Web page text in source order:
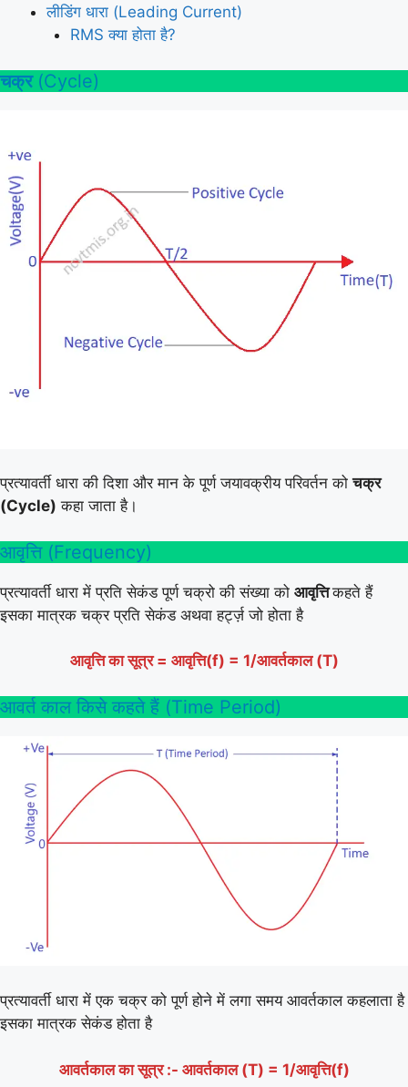
लीडिंग धारा (Leading Current)
RMS क्या होता है?
चक्र (Cycle)
प्रत्यावर्ती धारा की दिशा और मान के पूर्ण जयावक्रीय परिवर्तन कोचक्र
(Cycle) कहा जाता है।
आवृत्ति (Frequency)
प्रत्यावर्ती धारा में प्रति सेकंड पूर्ण चक्रो की संख्या को आवृत्तिकहते हैं
इसका मात्रक चक्र प्रति सेकंड अथवा हर्ट्ज़ जो होता है
आवृत्ति का सूत्र = आवृत्ति(f) = 1/आवर्तकाल (T)
आवर्त काल किसे कहते हैं (Time Period)
प्रत्यावर्ती धारा में एक चक्र को पूर्ण होने में लगा समय आवर्तकाल कहलाता है
इसका मात्रक सेकंड होता है
आवर्तकाल का सूत्र :- आवर्तकाल (T) = 1/आवृत्ति(f)